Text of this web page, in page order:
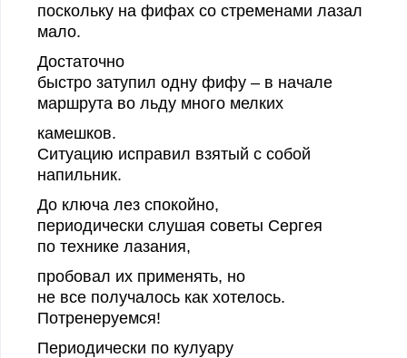
поскольку на фифах со стременами лазал
мало.
Достаточно
быстро затупил одну фифу – в начале
маршрута во льду много мелких
камешков.
Ситуацию исправил взятый с собой
напильник.
До ключа лез спокойно,
периодически слушая советы Сергея
по технике лазания,
пробовал их применять, но
не все получалось как хотелось.
Потренеруемся!
Периодически по кулуару